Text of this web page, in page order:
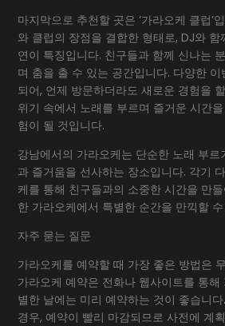
마지막으로 추천할 곳은 ‘가라오케 클럽’
와 클럽의 장점을 결합한 형태로, DJ와
연이 특징입니다. 친구들과 함께 신나는
며 춤을 출 수 있는 공간입니다. 다양한
되어, 언제 방문하더라도 새로운 경험을
위기 속에서 노래를 부르며 즐거운 시간
험이 될 것입니다.
강남에서의 가라오케는 단순한 노래 부르
과 즐거움을 선사하는 장소입니다. 각기
케를 통해 친구들과의 소중한 시간을 만
한 가라오케에서 특별한 순간을 만끽할
자주 묻는 질문
가라오케를 예약할 때 가장 좋은 방법은
가라오케 예약은 전화나 웹사이트를 통해
별한 날에는 미리 예약하는 것이 좋습니
경우, 예약이 빨리 마감되므로 사전에 계